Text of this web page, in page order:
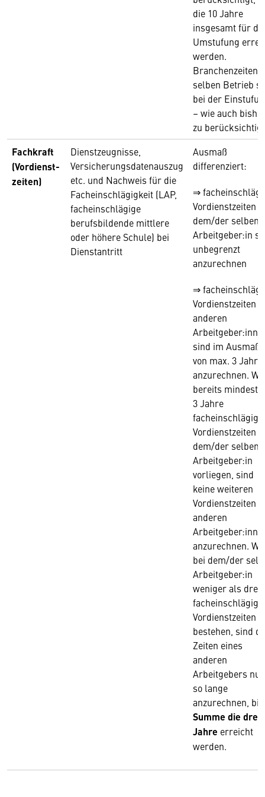
die 10 Jahre
insgesamt für die
Umstufung
werden.
Branchenzeiten
selben Betrieb
bei der
– wie auch
zu
Fachkraft
(Vordienst-
zeiten)
Dienstzeugnisse,
Versicherungsdatenauszug
etc. und Nachweis für die
Facheinschlägigkeit (LAP,
facheinschlägige
berufsbildende mittlere
oder höhere Schule) bei
Dienstantritt
Ausmaß
differenziert:
⇒
Vordienstzeiten
dem/der selben
Arbeitgeber:in
unbegrenzt
anzurechnen
⇒
Vordienstzeiten
anderen
sind im Ausmaß
von max. 3
anzurechnen.
bereits
3 Jahre
facheinschlägige
Vordienstzeiten
dem/der selben
Arbeitgeber:in
vorliegen, sind
keine weiteren
Vordienstzeiten
anderen
anzurechnen.
bei dem/der
Arbeitgeber:in
weniger als drei
facheinschlägige
Vordienstzeiten
bestehen, sind
Zeiten eines
anderen
Arbeitgebers nur
so lange
anzurechnen,
Summe die drei
Jahre erreicht
werden.